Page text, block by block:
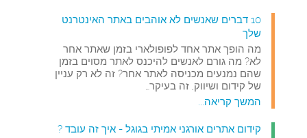
10 דברים שאנשים לא אוהבים באתר האינטרנט
שלך
מה הופך אתר אחד לפופולארי בזמן שאתר אחר
לא? מה גורם לאנשים להיכנס לאתר מסוים בזמן
שהם נמנעים מכניסה לאתר אחר? זה לא רק עניין
של קידום ושיווק, זה בעיקר…
המשך קריאה...
קידום אתרים אורגני אמיתי בגוגל - איך זה עובד ?